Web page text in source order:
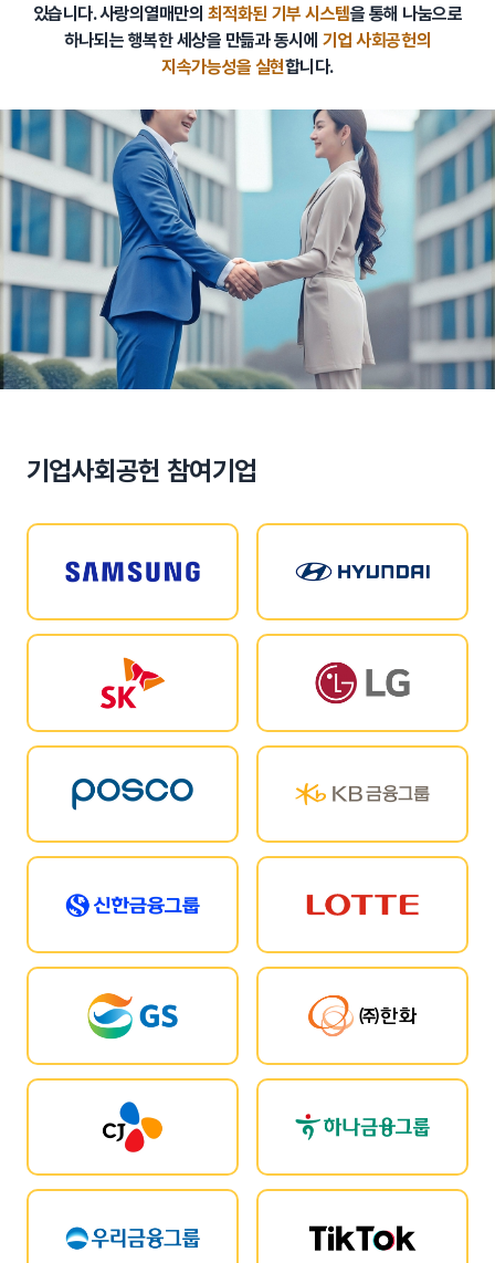
있습니다.사랑의열매만의 최적화된 기부 시스템을 통해 나눔으로
하나되는 행복한 세상을 만듦과 동시에 기업 사회공헌의
지속가능성을 실현합니다.
기업사회공헌 참여기업